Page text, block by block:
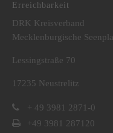
Erreichbarkeit
DRK Kreisverband
Mecklenburgische
Lessingstraße 70
17235 Neustrelitz
+ 49 3981 2871-0
+49 3981 287120